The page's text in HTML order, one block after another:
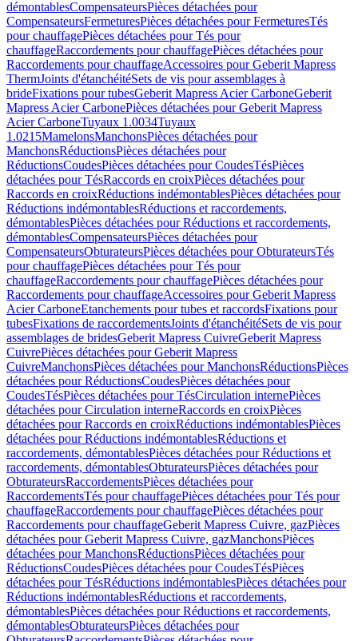
démontablesCompensateursPièces détachées pour
CompensateursFermeturesPièces détachées pour FermeturesTés
pour chauffagePièces détachées pour Tés pour
chauffageRaccordements pour chauffagePièces détachées pour
Raccordements pour chauffageAccessoires pour Geberit Mapress
ThermJoints d'étanchéitéSets de vis pour assemblages à
brideFixations pour tubesGeberit Mapress Acier CarboneGeberit
Mapress Acier CarbonePièces détachées pour Geberit Mapress
Acier CarboneTuyaux 1.0034Tuyaux
1.0215MamelonsManchonsPièces détachées pour
ManchonsRéductionsPièces détachées pour
RéductionsCoudesPièces détachées pour CoudesTésPièces
détachées pour TésRaccords en croixPièces détachées pour
Raccords en croixRéductions indémontablesPièces détachées pour
Réductions indémontablesRéductions et raccordements,
démontablesPièces détachées pour Réductions et raccordements,
démontablesCompensateursPièces détachées pour
CompensateursObturateursPièces détachées pour ObturateursTés
pour chauffagePièces détachées pour Tés pour
chauffageRaccordements pour chauffagePièces détachées pour
Raccordements pour chauffageAccessoires pour Geberit Mapress
Acier CarboneEtanchements pour tubes et raccordsFixations pour
tubesFixations de raccordementsJoints d'étanchéitéSets de vis pour
assemblages de bridesGeberit Mapress CuivreGeberit Mapress
CuivrePièces détachées pour Geberit Mapress
CuivreManchonsPièces détachées pour ManchonsRéductionsPièces
détachées pour RéductionsCoudesPièces détachées pour
CoudesTésPièces détachées pour TésCirculation internePièces
détachées pour Circulation interneRaccords en croixPièces
détachées pour Raccords en croixRéductions indémontablesPièces
détachées pour Réductions indémontablesRéductions et
raccordements, démontablesPièces détachées pour Réductions et
raccordements, démontablesObturateursPièces détachées pour
ObturateursRaccordementsPièces détachées pour
RaccordementsTés pour chauffagePièces détachées pour Tés pour
chauffageRaccordements pour chauffagePièces détachées pour
Raccordements pour chauffageGeberit Mapress Cuivre, gazPièces
détachées pour Geberit Mapress Cuivre, gazManchonsPièces
détachées pour ManchonsRéductionsPièces détachées pour
RéductionsCoudesPièces détachées pour CoudesTésPièces
détachées pour TésRéductions indémontablesPièces détachées pour
Réductions indémontablesRéductions et raccordements,
démontablesPièces détachées pour Réductions et raccordements,
démontablesObturateursPièces détachées pour